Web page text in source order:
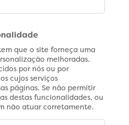
que o site forneça uma
melhoradas.
por nós ou por
cujos serviços
páginas. Se não permitir
destas funcionalidades, ou
não atuar corretamente.